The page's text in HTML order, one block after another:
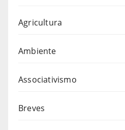
Agricultura
Ambiente
Associativismo
Breves